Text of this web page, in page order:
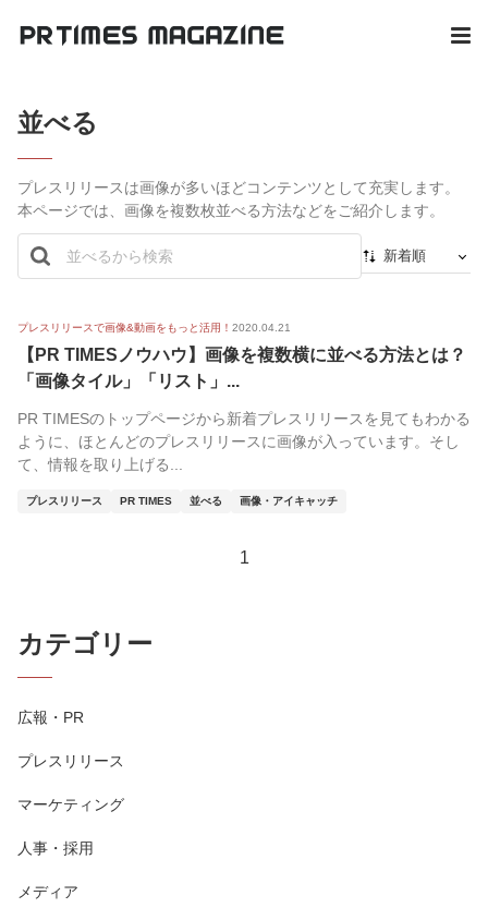
並べる
プレスリリースは画像が多いほどコンテンツとして充実します。
本ページでは、画像を複数枚並べる方法などをご紹介します。
新着順
人気順
プレスリリースで画像&動画をもっと活用！ 2020.04.21
【PR TIMESノウハウ】画像を複数横に並べる方法とは？
「画像タイル」「リスト」...
PR TIMESのトップページから新着プレスリリースを見てもわかる
ように、ほとんどのプレスリリースに画像が入っています。そし
て、情報を取り上げる...
プレスリリース PR TIMES 並べる 画像・アイキャッチ
1
カテゴリー
広報・PR
プレスリリース
マーケティング
人事・採用
メディア